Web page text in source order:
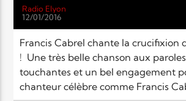
Elyon Rhema
Radio Elyon
12/01/2016
Francis Cabrel chante la crucifixion
! Une très belle chanson aux
touchantes et un bel engagement
chanteur célèbre comme Francis